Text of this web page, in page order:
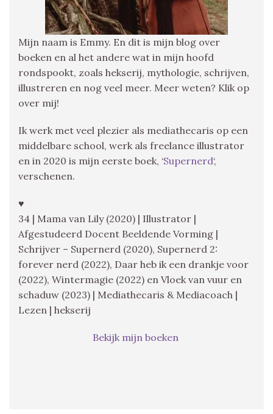
Mijn naam is Emmy. En dit is mijn blog over
boeken en al het andere wat in mijn hoofd
rondspookt, zoals hekserij, mythologie, schrijven,
illustreren en nog veel meer. Meer weten? Klik op
over mij!
Ik werk met veel plezier als mediathecaris op een
middelbare school, werk als freelance illustrator
en in 2020 is mijn eerste boek, ‘Supernerd‘,
verschenen.
♥
34 | Mama van Lily (2020) | Illustrator |
Afgestudeerd Docent Beeldende Vorming |
Schrijver – Supernerd (2020), Supernerd 2:
forever nerd (2022), Daar heb ik een drankje voor
(2022), Wintermagie (2022) en Vloek van vuur en
schaduw (2023) | Mediathecaris & Mediacoach |
Lezen | hekserij
Bekijk mijn boeken